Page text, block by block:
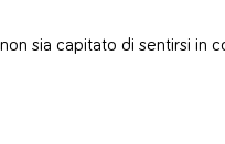
sia capitato di sentirsi in